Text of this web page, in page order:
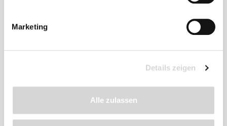
Marketing
Details zeigen
Alle zulassen